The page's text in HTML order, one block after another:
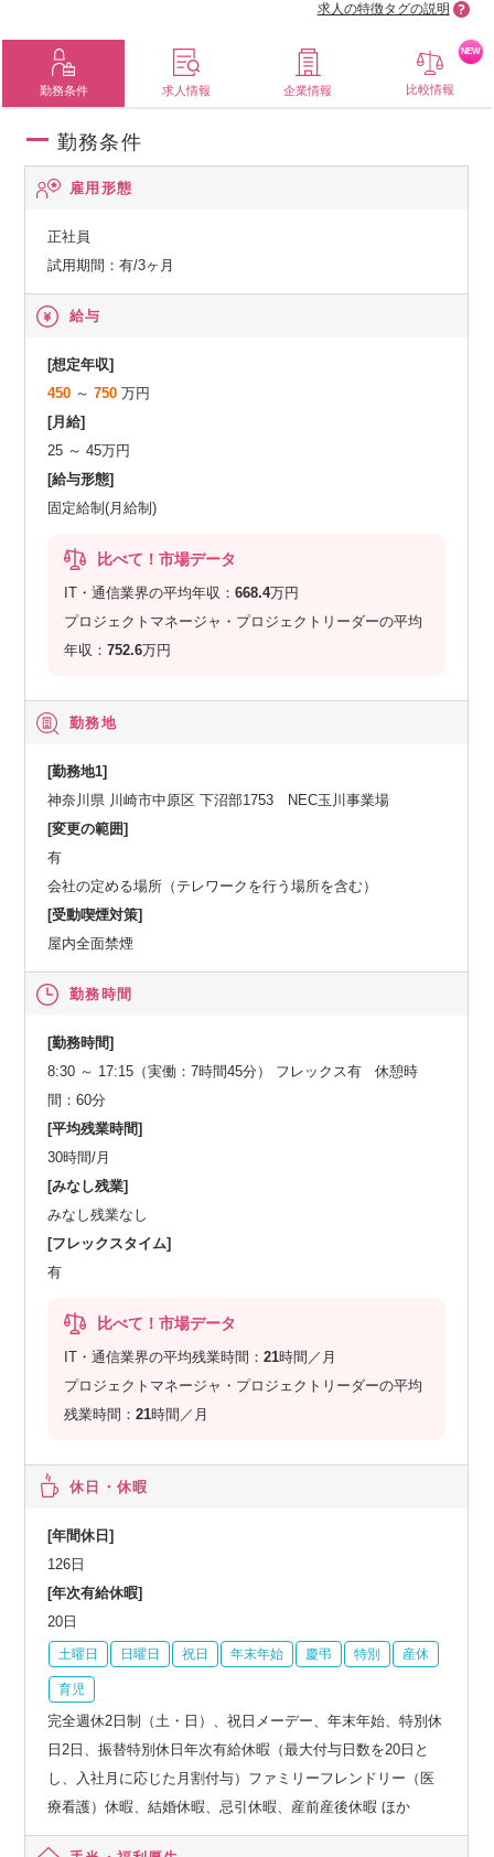
求人の特徴タグの説明
勤務条件 求人情報 企業情報 比較情報
NEW
勤務条件
雇用形態
正社員
試用期間：有/3ヶ月
給与
[想定年収]
450 ～750 万円
[月給]
25 ～ 45万円
[給与形態]
固定給制(月給制)
比べて！市場データ
IT・通信業界の平均年収：668.4万円
プロジェクトマネージャ・プロジェクトリーダーの平均
年収：752.6万円
勤務地
[勤務地1]
神奈川県 川崎市中原区 下沼部1753 NEC玉川事業場
[変更の範囲]
有
会社の定める場所（テレワークを行う場所を含む）
[受動喫煙対策]
屋内全面禁煙
勤務時間
[勤務時間]
8:30 ～ 17:15（実働：7時間45分） フレックス有 休憩時
間：60分
[平均残業時間]
30時間/月
[みなし残業]
みなし残業なし
[フレックスタイム]
有
比べて！市場データ
IT・通信業界の平均残業時間：21時間／月
プロジェクトマネージャ・プロジェクトリーダーの平均
残業時間：21時間／月
休日・休暇
[年間休日]
126日
[年次有給休暇]
20日
土曜日 日曜日 祝日 年末年始 慶弔 特別 産休
育児
完全週休2日制（土・日）、祝日メーデー、年末年始、特別休
日2日、振替特別休日年次有給休暇（最大付与日数を20日と
し、入社月に応じた月割付与）ファミリーフレンドリー（医
療看護）休暇、結婚休暇、忌引休暇、産前産後休暇 ほか